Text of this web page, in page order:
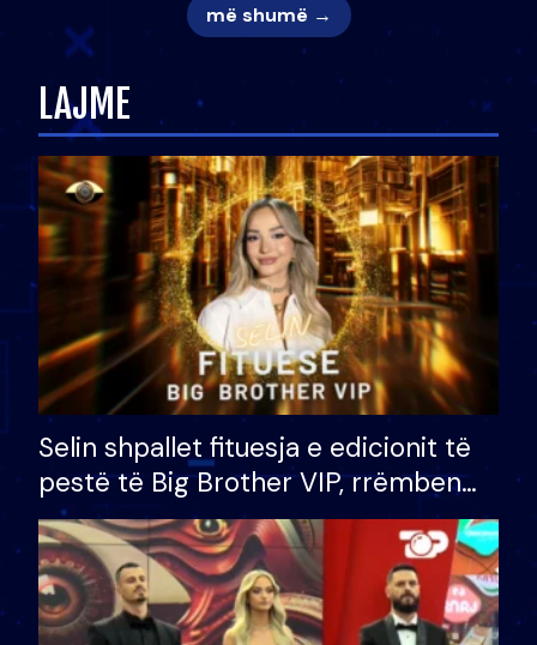
më shumë →
LAJME
Selin shpallet fituesja e edicionit të
pestë të Big Brother VIP, rrëmben
çmimin e madh prej 100 mijë eurosh